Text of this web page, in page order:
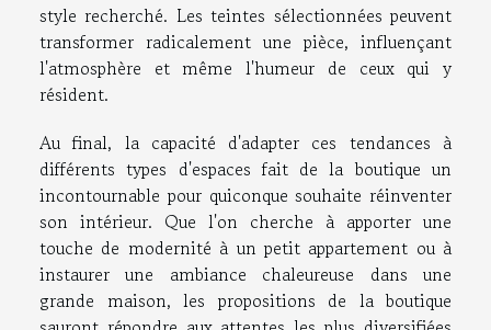
style recherché. Les teintes sélectionnées peuvent
transformer radicalement une pièce, influençant
l'atmosphère et même l'humeur de ceux qui y
résident.
Au final, la capacité d'adapter ces tendances à
différents types d'espaces fait de la boutique un
incontournable pour quiconque souhaite réinventer
son intérieur. Que l'on cherche à apporter une
touche de modernité à un petit appartement ou à
instaurer une ambiance chaleureuse dans une
grande maison, les propositions de la boutique